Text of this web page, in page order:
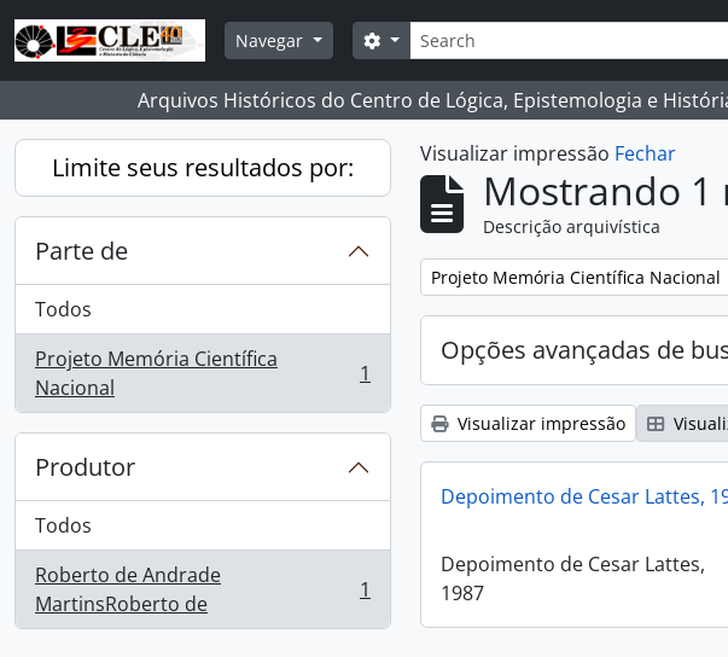
Skip to main content
Navegar
Buscar
Opções de busca
Arquivos Históricos do Centro de Lógica, Epistemologia e
Limite seus resultados por:
Parte de
Todos
Projeto Memória Científica
Nacional
, 1 resultados 1
Produtor
Todos
Roberto de Andrade
MartinsRoberto de
, 1 resultados 1
Visualizar impressão Fechar
Mostrando 1
Descrição arquivística
Remover filtro:
Projeto Memória Científica Nacional
Opções avançadas de
Visualizar impressão
Depoimento de Cesar Lattes,
Depoimento de Cesar Lattes,
1987